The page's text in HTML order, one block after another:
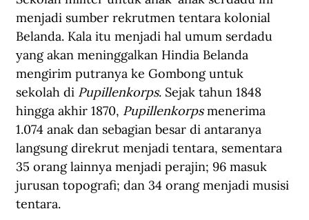
menjadi sumber rekrutmen tentara kolonial
Belanda. Kala itu menjadi hal umum serdadu
yang akan meninggalkan Hindia Belanda
mengirim putranya ke Gombong untuk
sekolah di Pupillenkorps. Sejak tahun 1848
hingga akhir 1870, Pupillenkorps menerima
1.074 anak dan sebagian besar di antaranya
langsung direkrut menjadi tentara, sementara
35 orang lainnya menjadi perajin; 96 masuk
jurusan topografi; dan 34 orang menjadi musisi
tentara.